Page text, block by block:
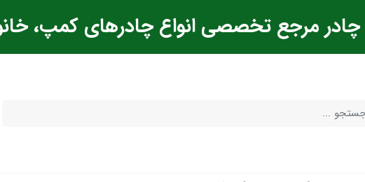
مرجع تخصصی انواع چادرهای کمپ،